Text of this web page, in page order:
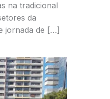
na tradicional
da
jornada de […]